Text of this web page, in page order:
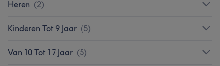
Heren (2)
Kinderen Tot 9 Jaar (5)
Van 10 Tot 17 Jaar (5)